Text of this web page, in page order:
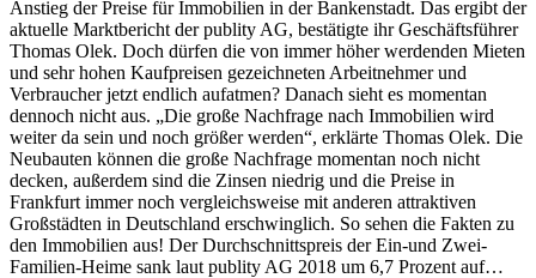
Anstieg der Preise für Immobilien in der Bankenstadt. Das ergibt der
aktuelle Marktbericht der publity AG, bestätigte ihr Geschäftsführer
Thomas Olek. Doch dürfen die von immer höher werdenden Mieten
und sehr hohen Kaufpreisen gezeichneten Arbeitnehmer und
Verbraucher jetzt endlich aufatmen? Danach sieht es momentan
dennoch nicht aus. „Die große Nachfrage nach Immobilien wird
weiter da sein und noch größer werden“, erklärte Thomas Olek. Die
Neubauten können die große Nachfrage momentan noch nicht
decken, außerdem sind die Zinsen niedrig und die Preise in
Frankfurt immer noch vergleichsweise mit anderen attraktiven
Großstädten in Deutschland erschwinglich. So sehen die Fakten zu
den Immobilien aus! Der Durchschnittspreis der Ein-und Zwei-
Familien-Heime sank laut publity AG 2018 um 6,7 Prozent auf…